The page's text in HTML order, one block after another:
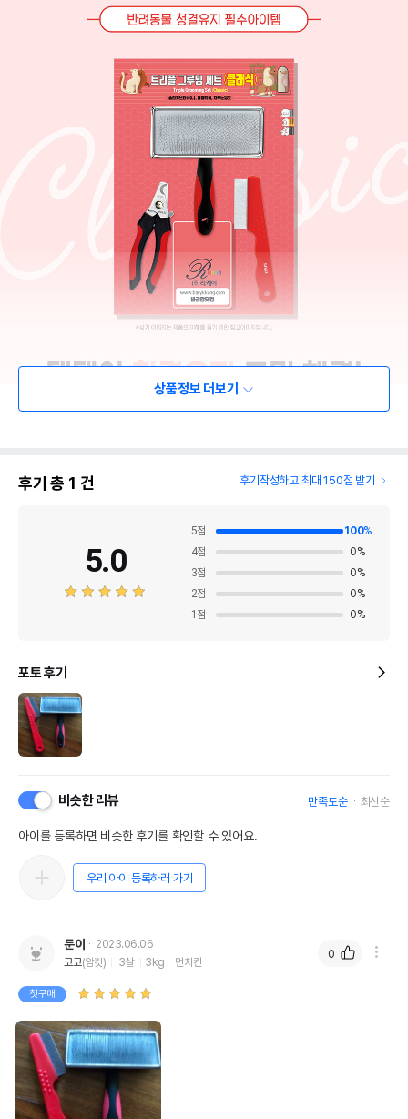
상품정보 더보기
후기 총 1 건 후기작성하고 최대 150점 받기
5.0
5점 100%
4점 0%
3점 0%
2점 0%
1 점 0%
포토 후기
비슷한 리뷰 만족도순 최신순
아이를 등록하면 비슷한 후기를 확인할 수 있어요.
우리 아이 등록하러 가기
둔이
2023.06.06
코코(암컷) 3살 3kg 먼치킨
첫구매
0